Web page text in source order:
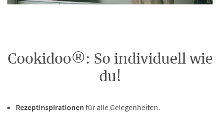
Cookidoo®: So individuell wie
du!
Rezeptinspirationen für alle Gelegenheiten.